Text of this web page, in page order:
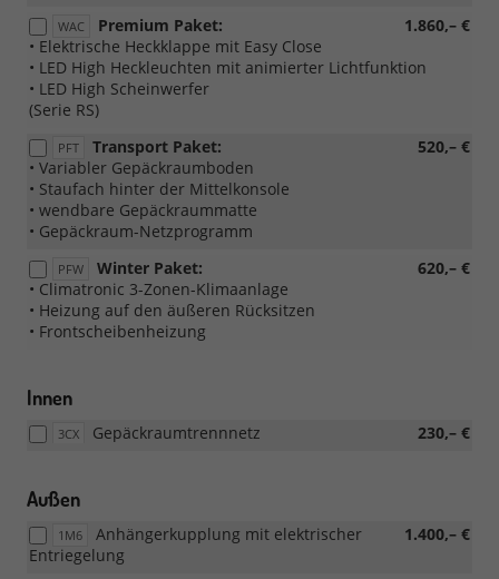
WAC 1.860,– €
Premium Paket:
• Elektrische Heckklappe mit Easy Close
• LED High Heckleuchten mit animierter Lichtfunktion
• LED High Scheinwerfer
(Serie RS)
PFT 520,– €
Transport Paket:
• Variabler Gepäckraumboden
• Staufach hinter der Mittelkonsole
• wendbare Gepäckraummatte
• Gepäckraum-Netzprogramm
PFW 620,– €
Winter Paket:
• Climatronic 3-Zonen-Klimaanlage
• Heizung auf den äußeren Rücksitzen
• Frontscheibenheizung
Innen
3CX 230,– €
Gepäckraumtrennnetz
Außen
1M6 1.400,– €
Anhängerkupplung mit elektrischer
Entriegelung